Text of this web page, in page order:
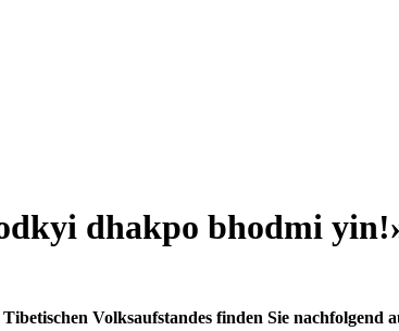
dhakpo bhodmi
Volksaufstandes finden Sie nachfolgend